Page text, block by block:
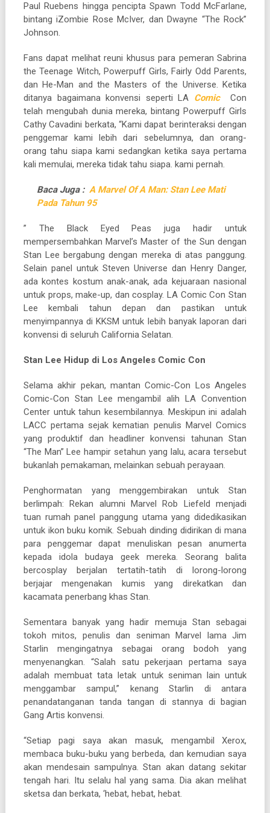
Paul Ruebens hingga pencipta Spawn Todd McFarlane,
bintang iZombie Rose McIver, dan Dwayne “The Rock”
Johnson.
Fans dapat melihat reuni khusus para pemeran Sabrina
the Teenage Witch, Powerpuff Girls, Fairly Odd Parents,
dan He-Man and the Masters of the Universe. Ketika
ditanya bagaimana konvensi seperti LA ComicCon
telah mengubah dunia mereka, bintang Powerpuff Girls
Cathy Cavadini berkata, “Kami dapat berinteraksi dengan
penggemar kami lebih dari sebelumnya, dan orang-
orang tahu siapa kami sedangkan ketika saya pertama
kali memulai, mereka tidak tahu siapa. kami pernah.
Baca Juga :A Marvel Of A Man: Stan Lee Mati
Pada Tahun 95
” The Black Eyed Peas juga hadir untuk
mempersembahkan Marvel’s Master of the Sun dengan
Stan Lee bergabung dengan mereka di atas panggung.
Selain panel untuk Steven Universe dan Henry Danger,
ada kontes kostum anak-anak, ada kejuaraan nasional
untuk props, make-up, dan cosplay. LA Comic Con Stan
Lee kembali tahun depan dan pastikan untuk
menyimpannya di KKSM untuk lebih banyak laporan dari
konvensi di seluruh California Selatan.
Stan Lee Hidup di Los Angeles Comic Con
Selama akhir pekan, mantan Comic-Con Los Angeles
Comic-Con Stan Lee mengambil alih LA Convention
Center untuk tahun kesembilannya. Meskipun ini adalah
LACC pertama sejak kematian penulis Marvel Comics
yang produktif dan headliner konvensi tahunan Stan
“The Man” Lee hampir setahun yang lalu, acara tersebut
bukanlah pemakaman, melainkan sebuah perayaan.
Penghormatan yang menggembirakan untuk Stan
berlimpah: Rekan alumni Marvel Rob Liefeld menjadi
tuan rumah panel panggung utama yang didedikasikan
untuk ikon buku komik. Sebuah dinding didirikan di mana
para penggemar dapat menuliskan pesan anumerta
kepada idola budaya geek mereka. Seorang balita
bercosplay berjalan tertatih-tatih di lorong-lorong
berjajar mengenakan kumis yang direkatkan dan
kacamata penerbang khas Stan.
Sementara banyak yang hadir memuja Stan sebagai
tokoh mitos, penulis dan seniman Marvel lama Jim
Starlin mengingatnya sebagai orang bodoh yang
menyenangkan. “Salah satu pekerjaan pertama saya
adalah membuat tata letak untuk seniman lain untuk
menggambar sampul,” kenang Starlin di antara
penandatanganan tanda tangan di stannya di bagian
Gang Artis konvensi.
“Setiap pagi saya akan masuk, mengambil Xerox,
membaca buku-buku yang berbeda, dan kemudian saya
akan mendesain sampulnya. Stan akan datang sekitar
tengah hari. Itu selalu hal yang sama. Dia akan melihat
sketsa dan berkata, ‘hebat, hebat, hebat.